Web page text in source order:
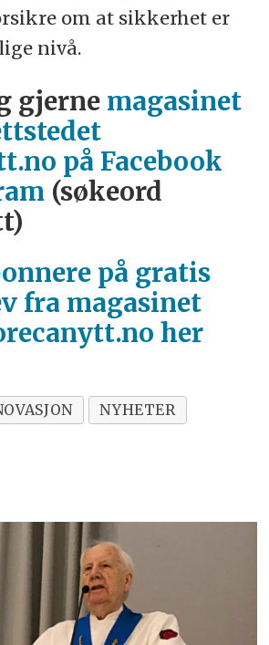
om at sikkerhet er
nivå.
gjerne magasinet
på Facebook
(søkeord
på gratis
fra magasinet
her
NYHETER